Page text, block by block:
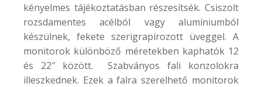
kényelmes tájékoztatásban részesítsék. Csiszolt
rozsdamentes acélból vagy alumíniumból
készülnek, fekete szerigrapírozott üveggel. A
monitorok különböző méretekben kaphatók 12
és 22″ között. Szabványos fali konzolokra
illeszkednek. Ezek a falra szerelhető monitorok